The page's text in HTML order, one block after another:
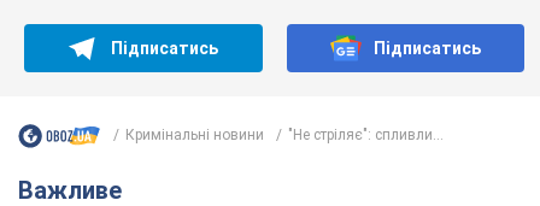
Підписатись Підписатись
Кримінальні новини "Не стріляє": спливли...
Важливе